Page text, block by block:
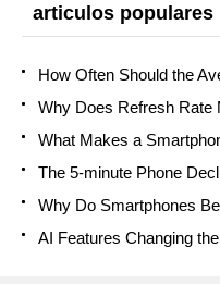
articulos populares
Why Does Refresh Rate
AI Features Changing